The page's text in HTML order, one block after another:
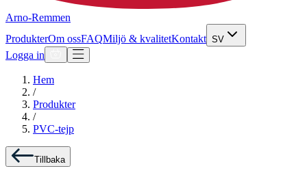
Arno-Remmen
ProdukterOm ossFAQMiljö & kvalitetKontakt SV
Logga in
Hem
/
Produkter
/
PVC-tejp
Tillbaka